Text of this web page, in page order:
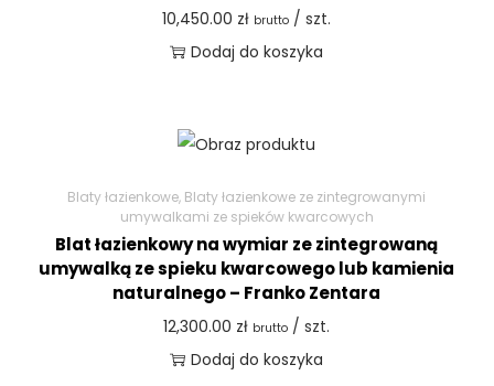
10,450.00 zł brutto / szt.
Dodaj do koszyka
Blaty łazienkowe, Blaty łazienkowe ze zintegrowanymi
umywalkami ze spieków kwarcowych
Blat łazienkowy na wymiar ze zintegrowaną
umywalką ze spieku kwarcowego lub kamienia
naturalnego – Franko Zentara
12,300.00 zł brutto / szt.
Dodaj do koszyka